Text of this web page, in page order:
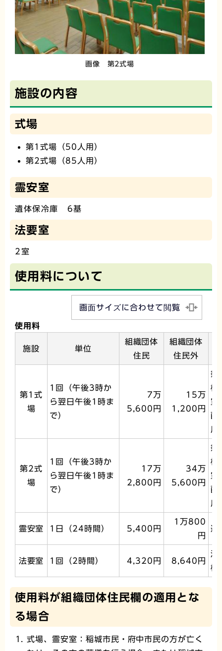
画像 第2式場
施設の内容
式場
第1式場（50人用）
第2式場（85人用）
霊安室
遺体保冷庫 6基
法要室
2室
使用料について
画面サイズに合わせて閲覧
使用料
施設 単位
組織団体
住民
組織団体
住民外
第1式
場
1回（午後3時か
ら翌日午後1時ま
で）
7万
5,600円
15万
1,200円
祭
椅
室
配
用
第2式
場
1回（午後3時か
ら翌日午後1時ま
で）
17万
2,800円
34万
5,600円
祭
椅
室
配
用
霊安室 1日（24時間） 5,400円
1万800
円
遺
法要室 1回（2時間） 4,320円 8,640円
法
椅
使用料が組織団体住民欄の適用とな
る場合
式場、霊安室：稲城市民・府中市民の方が亡く